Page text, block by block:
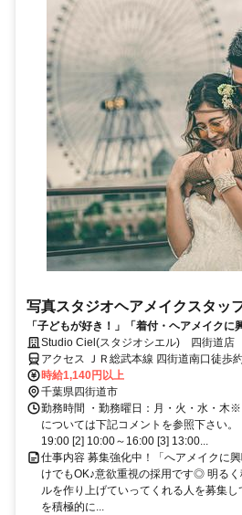
写真スタジオヘアメイクスタッ
「子どもが好き！」「着付・ヘアメイクに
けでもOK♪スタジオに来店されたお客様の
ど、美容のお仕事です♪
Studio Ciel(スタジオシエル) 四街道店
アクセス ＪＲ総武本線 四街道南口徒歩
時給1,140円以上
千葉県四街道市
勤務時間 ・勤務曜日：月・火・水・木
については下記コメントを参照下さい
19:00 [2] 10:00～16:00 [3] 13:00...
仕事内容 募集強化中！「へアメイクに
けでもOK♪意欲重視の採用です◎ 明る
ルを作り上げていってくれる人を募集
を積極的に...